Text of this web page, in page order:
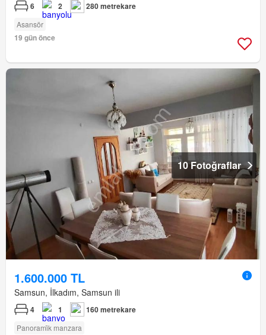
6 2 280 metrekare
Asansör
19 gün önce
10 Fotoğraflar
1.600.000 TL
Samsun, İlkadım, Samsun ili
4 1 160 metrekare
Panorami̇k manzara